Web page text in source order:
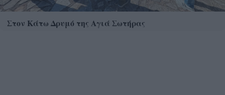
Στον Κάτω Δρυμό της Αγιά Σωτήρας